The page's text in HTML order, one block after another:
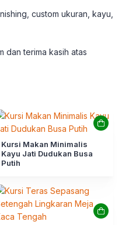
custom ukuran, kayu,
dan terima kasih atas
Kursi Makan Minimalis
Kayu Jati Dudukan Busa
Putih